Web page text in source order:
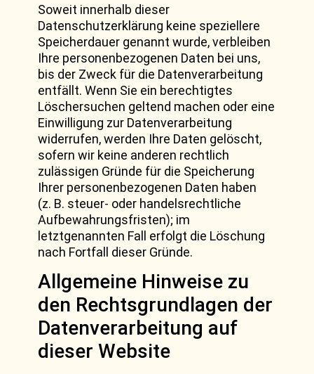
Soweit innerhalb dieser
Datenschutzerklärung keine speziellere
Speicherdauer genannt wurde, verbleiben
Ihre personenbezogenen Daten bei uns,
bis der Zweck für die Datenverarbeitung
entfällt. Wenn Sie ein berechtigtes
Löschersuchen geltend machen oder eine
Einwilligung zur Datenverarbeitung
widerrufen, werden Ihre Daten gelöscht,
sofern wir keine anderen rechtlich
zulässigen Gründe für die Speicherung
Ihrer personenbezogenen Daten haben
(z. B. steuer- oder handelsrechtliche
Aufbewahrungsfristen); im
letztgenannten Fall erfolgt die Löschung
nach Fortfall dieser Gründe.
Allgemeine Hinweise zu
den Rechtsgrundlagen der
Datenverarbeitung auf
dieser Website